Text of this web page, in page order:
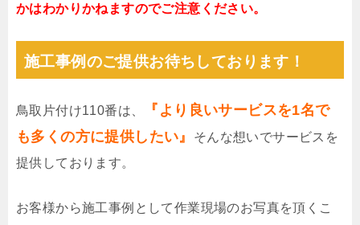
かはわかりかねますのでご注意ください。
施工事例のご提供お待ちしております！
鳥取片付け110番は、
『より良いサービスを1名で
も多くの方に提供したい』
そんな想いでサービスを
提供しております。
お客様から施工事例として作業現場のお写真を頂くこ